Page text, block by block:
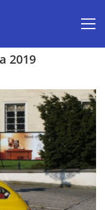
2019